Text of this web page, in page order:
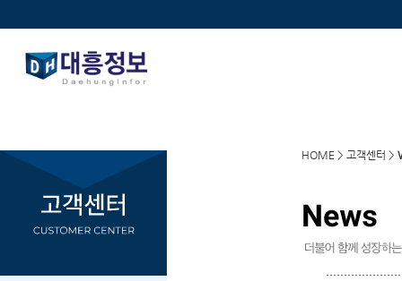
HOME > 고객센터 >